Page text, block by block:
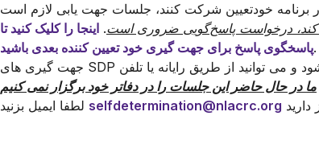
کند، درخواست پاسخ‌گویی ضروری است. اینجا را کلیک کنید تا
پاسخگوی پاسخ برای جهت گیری خود تعیین کننده بعدی باشید.
جهت گیری های SDP در حال حاضر به صورت مجازی انجام می شود و می توانید از طریق رایانه یا تلفن
selfdetermination@nlacrc.org